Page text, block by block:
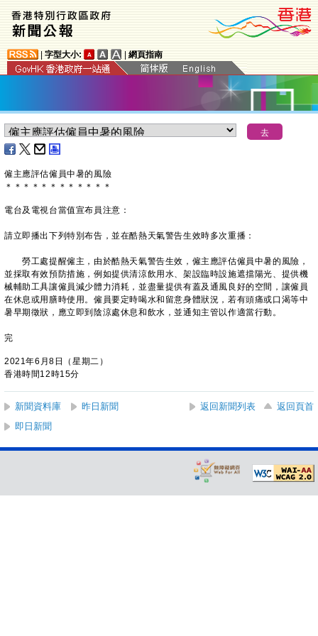
字型大小: 網頁指南
僱主應評估僱員中暑的風險
＊ ＊ ＊ ＊ ＊ ＊ ＊ ＊ ＊ ＊ ＊ ＊
電台及電視台當值宣布員注意：
請立即播出下列特別布告，並在酷熱天氣警告生效時多次重播：
勞工處提醒僱主，由於酷熱天氣警告生效，僱主應評估僱員中暑的風險，
並採取有效預防措施，例如提供清涼飲用水、架設臨時設施遮擋陽光、提供機
械輔助工具讓僱員減少體力消耗，並盡量提供有蓋及通風良好的空間，讓僱員
在休息或用膳時使用。僱員要定時喝水和留意身體狀況，若有頭痛或口渴等中
暑早期徵狀，應立即到陰涼處休息和飲水，並通知主管以作適當行動。
完
2021年6月8日（星期二）
香港時間12時15分
新聞資料庫 昨日新聞 返回新聞列表
返回頁首
即日新聞